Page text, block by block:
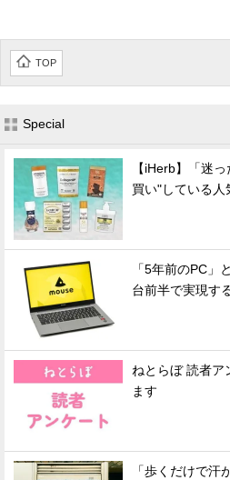
TOP
Special
【iHerb】「迷
買い"している人
「5年前のPC」
台前半で実現す
ねとらぼ 読者ア
ます
「歩くだけで